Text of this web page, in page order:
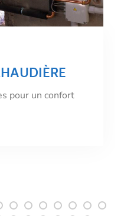
électriques pour